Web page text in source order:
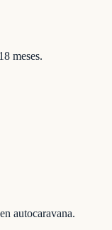
meses.
autocaravana.